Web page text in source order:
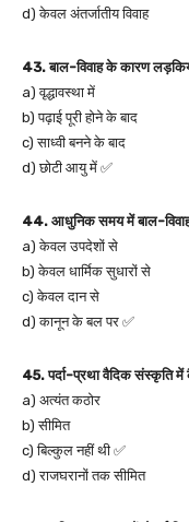
d) केवल अंतर्जातीय विवाह
43. बाल-विवाह के कारण
a) वृद्धावस्था में
b) पढ़ाई पूरी होने के बाद
c) साध्वी बनने के बाद
d) छोटी आयु में ✅
44. आधुनिक समय में बाल-
a) केवल उपदेशों से
b) केवल धार्मिक सुधारों से
c) केवल दान से
d) कानून के बल पर ✅
45. पर्दा-प्रथा वैदिक संस्कृति
a) अत्यंत कठोर
b) सीमित
c) बिल्कुल नहीं थी ✅
d) राजघरानों तक सीमित